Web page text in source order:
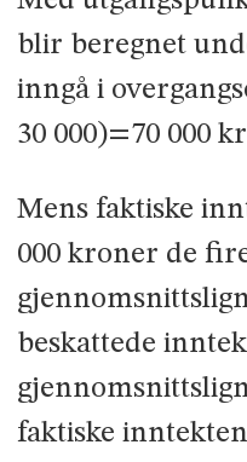
blir beregnet
inngå i
30 000)=70 000
Mens faktiske
000 kroner de
beskattede
faktiske